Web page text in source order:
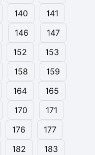
140
141
146
147
152
153
158
159
164
165
170
171
176
177
182
183